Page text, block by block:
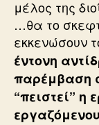
μέλος της
…θα το
εκκενώσουν
έντονη
παρέμβαση
“πειστεί” η